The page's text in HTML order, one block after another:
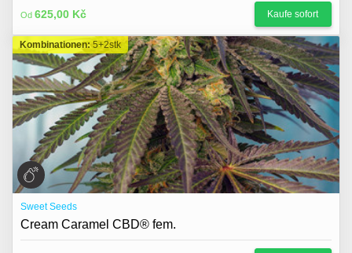
Od 625,00 Kč Kaufe sofort
Kombinationen:5+2stk
Sweet Seeds
Cream Caramel CBD® fem.